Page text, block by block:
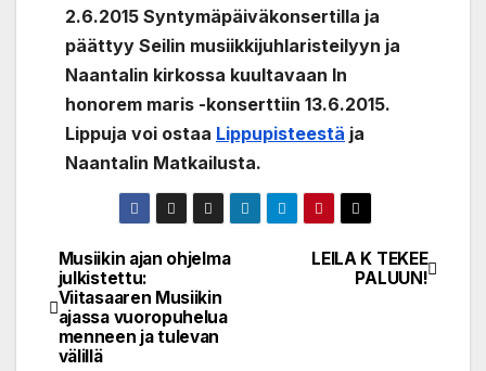
2.6.2015 Syntymäpäiväkonsertilla ja
päättyy Seilin musiikkijuhlaristeilyyn ja
Naantalin kirkossa kuultavaan In
honorem maris -konserttiin 13.6.2015.
Lippuja voi ostaa Lippupisteestä ja
Naantalin Matkailusta.
Post
navigation
LEILA K TEKEE
PALUUN!
Musiikin ajan ohjelma
julkistettu:
Viitasaaren Musiikin
ajassa vuoropuhelua
menneen ja tulevan
välillä